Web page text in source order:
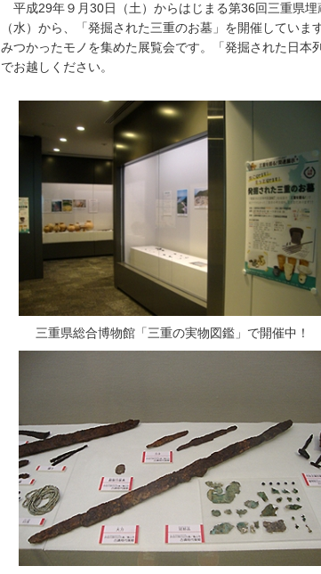
平成29年９月30日（土）からはじまる第36回三重県
（水）から、「発掘された三重のお墓」を開催してい
みつかったモノを集めた展覧会です。「発掘された日本
でお越しください。
三重県総合博物館「三重の実物図鑑」で開催中！